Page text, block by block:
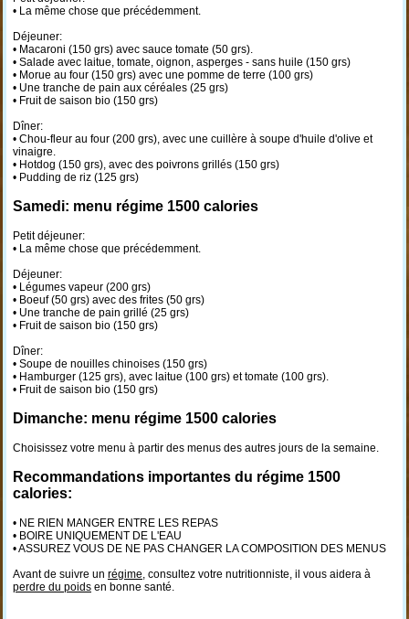
• La même chose que précédemment.
Déjeuner:
• Macaroni (150 grs) avec sauce tomate (50 grs).
• Salade avec laitue, tomate, oignon, asperges - sans huile (150 grs)
• Morue au four (150 grs) avec une pomme de terre (100 grs)
• Une tranche de pain aux céréales (25 grs)
• Fruit de saison bio (150 grs)
Dîner:
• Chou-fleur au four (200 grs), avec une cuillère à soupe d'huile d'olive et
vinaigre.
• Hotdog (150 grs), avec des poivrons grillés (150 grs)
• Pudding de riz (125 grs)
Samedi: menu régime 1500 calories
Petit déjeuner:
• La même chose que précédemment.
Déjeuner:
• Légumes vapeur (200 grs)
• Boeuf (50 grs) avec des frites (50 grs)
• Une tranche de pain grillé (25 grs)
• Fruit de saison bio (150 grs)
Dîner:
• Soupe de nouilles chinoises (150 grs)
• Hamburger (125 grs), avec laitue (100 grs) et tomate (100 grs).
• Fruit de saison bio (150 grs)
Dimanche: menu régime 1500 calories
Choisissez votre menu à partir des menus des autres jours de la semaine.
Recommandations importantes du régime 1500
calories:
• NE RIEN MANGER ENTRE LES REPAS
• BOIRE UNIQUEMENT DE L'EAU
• ASSUREZ VOUS DE NE PAS CHANGER LA COMPOSITION DES MENUS
Avant de suivre un régime, consultez votre nutritionniste, il vous aidera à
perdre du poidsen bonne santé.